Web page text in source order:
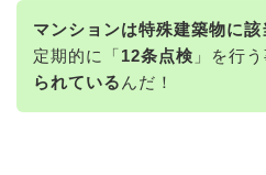
マンションは特殊建築物に該
定期的に「12条点検 」を行
られている んだ！